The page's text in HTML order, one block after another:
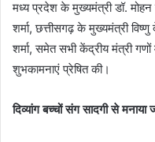
मध्य प्रदेश के मुख्यमंत्री डॉ.
शर्मा, छत्तीसगढ़ के मुख्यमंत्री
शर्मा, समेत सभी केंद्रीय मंत्री
शुभकामनाएं प्रेषित की।
दिव्यांग बच्चों संग सादगी से मनाया